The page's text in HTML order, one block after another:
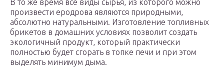
В то же время все виды сырья, из которого можно
произвести еродрова являются природными,
абсолютно натуральными. Изготовление топливных
брикетов в домашних условиях позволит создать
экологичный продукт, который практически
полностью будет сгорать в топке печи и при этом
выделять минимум дыма.